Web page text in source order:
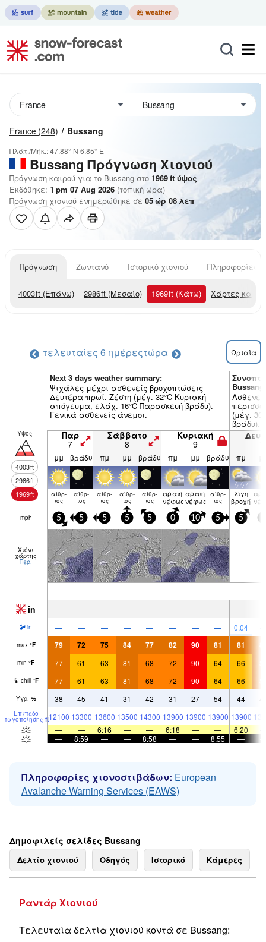
France (248) Bussang
Πλάτ./Μήκ.:47.88° N 6.85° E
Bussang Πρόγνωση Χιονιού
Πρόγνωση καιρού για το Bussang στο 1969ft ύψος
Εκδόθηκε: 1 pm 07 Aug 2026 (τοπική ώρα)
Πρόγνωση χιονιού ενημερώθηκε σε 05ώρ 08λεπ
Πρόγνωση Ζωντανό Ιστορικό χιονιού Πληροφορίες
4003ft (Επάνω) 2986ft (Μεσαίο) 1969ft (Κάτω) Χάρτες
τελευταίες 6 ημέρεςτώρα Ωριαία
Next 3 days weather summary:
Ψιχάλες μέχρι ασθενείς βροχοπτώσεις
Δευτέρα πρωΐ. Ζέστη (μέγ. 32°C Κυριακή
απόγευμα, ελάχ. 16°C Παρασκευή βράδυ).
Γενικά ασθενείς άνεμοι.
Bussang
(μέγ.
βράδυ).
Υψος
4003ft
2986ft
1969ft
Παρ
7
Σάββατο
8
Κυριακή
9
μμ βράδυ πμ μμ βράδυ πμ μμ βράδυ πμ
αίθρ­
ιος
αίθρ­
ιος
αίθρ­
ιος
αίθρ­
ιος
αίθρ­
ιος
αραιή
νέφωση
αραιή
νέφωση
αίθρ­
ιος
λίγη
βροχή
mph 5 5 5 5 5 0 10 5 5
Χιόνι
χάρτης
Περ.
in — — — — — — — — —
in — — — — — — — — 0.04
max °F 79 72 75 84 77 82 90 81 81
min °F 77 61 63 81 68 72 90 64 66
chill °F 77 61 63 81 68 72 90 64 66
Υγρ. % 38 45 41 31 42 31 27 54 44
Επίπεδο
παγοποίησης ft12100 13300 13600 13500 14300 13900 13900 13900 13900
—
— 6:16 — — 6:18 — — 6:20
—
8:59 — — 8:58 — — 8:55 —
Πληροφορίες χιονοστιβάδων: European
Avalanche Warning Services (EAWS)
Δημοφιλείς σελίδες Bussang
Δελτίο χιονιού Οδηγός Ιστορικό Κάμερες
Ραντάρ Χιονιού
Τελευταία δελτία χιονιού κοντά σε Bussang: